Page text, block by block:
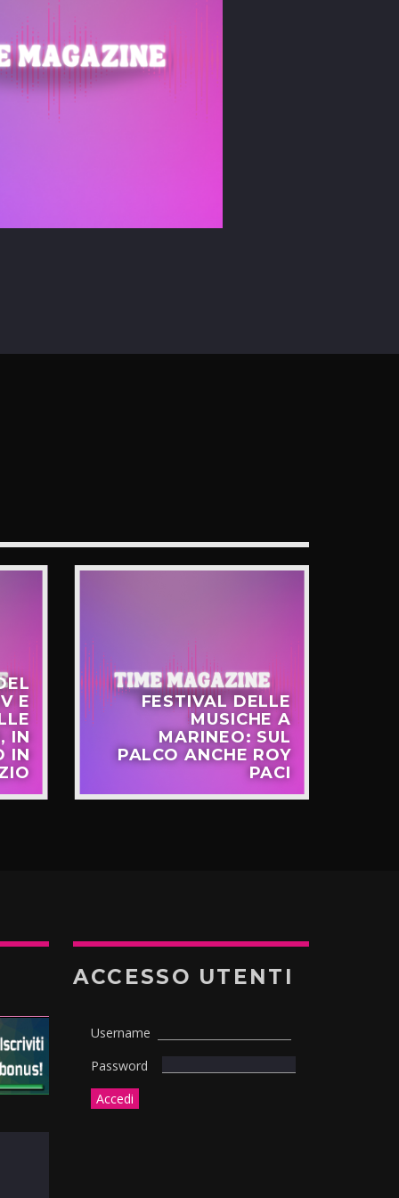
E
IN
IN
FESTIVAL DELLE
MUSICHE A
MARINEO: SUL
PALCO ANCHE ROY
PACI
ACCESSO UTENTI
Username
Password